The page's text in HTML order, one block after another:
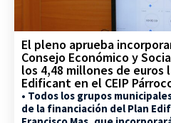
El pleno aprueba
Consejo Económico y
los 4,48 millones de euros
Edificant en el CEIP
• Todos los grupos
de la financiación del Plan